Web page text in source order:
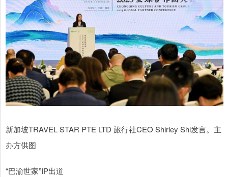
新加坡TRAVEL STAR PTE LTD 旅行社CEO Shirley Shi发言。主
办方供图
“巴渝世家”IP出道